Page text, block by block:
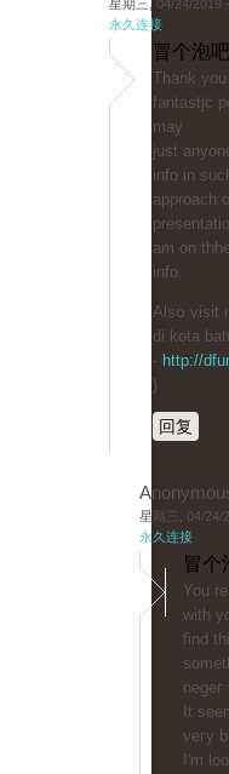
星期三, 04/24/2019
永久连接
冒个泡
Thank
fantastjc
mаy
just
info in
approach
am on
info.
Alsօ visit
di kota
- http://
)
回复
星期三, 04/24/
永久连接
冒个
You
ԝith
find
negeг
It
veгy
I'm